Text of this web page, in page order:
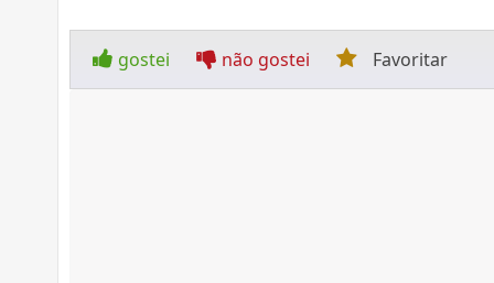
gostei não gostei Favoritar